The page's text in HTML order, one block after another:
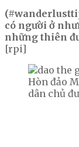
có người ở
những thiên
[rpi]
Hòn đảo
dân chủ